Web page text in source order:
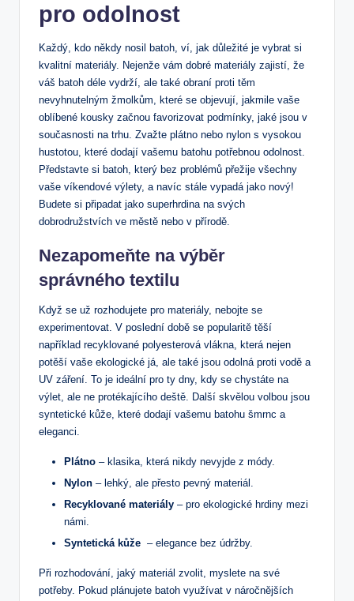
pro odolnost
Každý, kdo někdy nosil batoh, ⁣ví, jak důležité je vybrat si
kvalitní materiály. Nejenže vám dobré ​materiály zajistí, ⁤že
váš batoh déle vydrží, ale také⁤ obraní proti těm
nevyhnutelným žmolkům, které se objevují, jakmile ⁤vaše
oblíbené kousky začnou favorizovat podmínky, jaké jsou v
současnosti na trhu. Zvažte⁢ plátno nebo nylon s vysokou
hustotou, které dodají vašemu batohu potřebnou odolnost.
Představte si​ batoh, který bez problémů přežije všechny
vaše víkendové výlety, a ⁣navíc‌ stále vypadá jako nový!
Budete si⁤ připadat jako superhrdina na svých
dobrodružstvích ve městě⁤ nebo v ‍přírodě.
Nezapomeňte na výběr
správného textilu
Když se už​ rozhodujete pro materiály, ⁣nebojte se
experimentovat. V⁣ poslední době se popularitě těší
například recyklované polyesterová vlákna, která nejen
potěší vaše ekologické já,⁤ ale také jsou odolná proti‌ vodě a
‌UV záření.​ To⁢ je ideální pro ‍ty dny, kdy se chystáte na
výlet, ⁢ale⁣ ne protékajícího deště.​ Další‍ skvělou volbou⁢ jsou
syntetické kůže, ⁢které dodají vašemu batohu šmrnc a
eleganci.
Plátno – klasika, která nikdy⁣ nevyjde z módy.
Nylon – lehký, ale​ přesto‍ pevný materiál.
Recyklované materiály – pro ​ekologické hrdiny mezi
námi.
Syntetická kůže ‍ – elegance bez ⁣údržby.
Při rozhodování,⁢ jaký materiál zvolit, myslete‍ na své
potřeby. Pokud plánujete batoh využívat v náročnějších‌